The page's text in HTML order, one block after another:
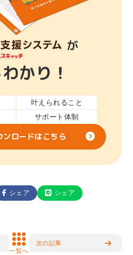
が
かり！
叶えられること
サポート体制
ンロードはこちら
シェア シェア
一覧へ
次の記事